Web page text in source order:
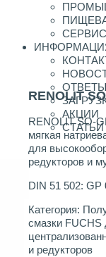
ОТВЕТЫ
АКЦИИ
СТАТЬИ
RENOLIT
RENOLIT SO-
мягкая
для
редукторов и
DIN 51 502: GP
Категория:
смазки FUCHS
и редукторов